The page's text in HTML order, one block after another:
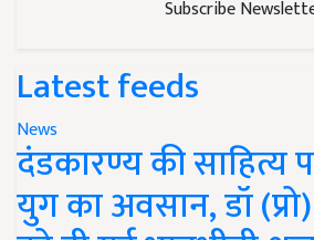
Subscribe
Latest feeds
News
दंडकारण्य की साहित्य
युग का अवसान, डॉ